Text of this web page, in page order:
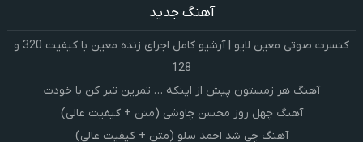
آهنگ جدید
کنسرت صوتی معین لایو | آرشیو کامل اجرای زنده معین با کیفیت 320 و
128
آهنگ هر زمستون پیش از اینکه … تمرین تبر کن با خودت
آهنگ چهل روز محسن چاوشی (متن + کیفیت عالی)
آهنگ چی شد احمد سلو (متن + کیفیت عالی)